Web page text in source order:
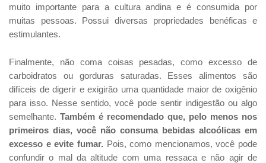
muito importante para a cultura andina e é consumida por
muitas pessoas. Possui diversas propriedades benéficas e
estimulantes.
Finalmente, não coma coisas pesadas, como excesso de
carboidratos ou gorduras saturadas. Esses alimentos são
difíceis de digerir e exigirão uma quantidade maior de oxigênio
para isso. Nesse sentido, você pode sentir indigestão ou algo
semelhante. Também é recomendado que, pelo menos nos
primeiros dias, você não consuma bebidas alcoólicas em
excesso e evite fumar. Pois, como mencionamos, você pode
confundir o mal da altitude com uma ressaca e não agir de